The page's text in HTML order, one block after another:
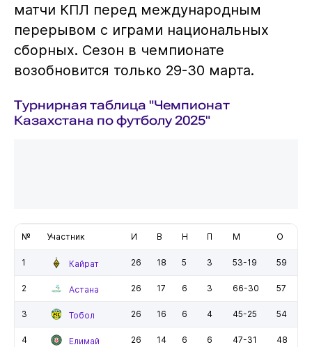
матчи КПЛ перед международным
перерывом с играми национальных
сборных. Сезон в чемпионате
возобновится только 29-30 марта.
Турнирная таблица "Чемпионат
Казахстана по футболу 2025"
№ Участник И В Н П М О
1 Кайрат 26 18 5 3 53-19 59
2 Астана 26 17 6 3 66-30 57
3 Тобол 26 16 6 4 45-25 54
4 Елимай 26 14 6 6 47-31 48